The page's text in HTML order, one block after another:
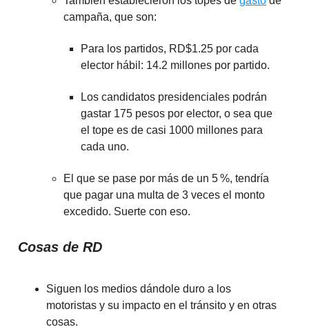
campaña, que son:
Para los partidos, RD$1.25 por cada
elector hábil: 14.2 millones por partido.
Los candidatos presidenciales podrán
gastar 175 pesos por elector, o sea que
el tope es de casi 1000 millones para
cada uno.
El que se pase por más de un 5 %, tendría
que pagar una multa de 3 veces el monto
excedido. Suerte con eso.
Cosas de RD
Siguen los medios dándole duro a los
motoristas y su impacto en el tránsito y en otras
cosas.